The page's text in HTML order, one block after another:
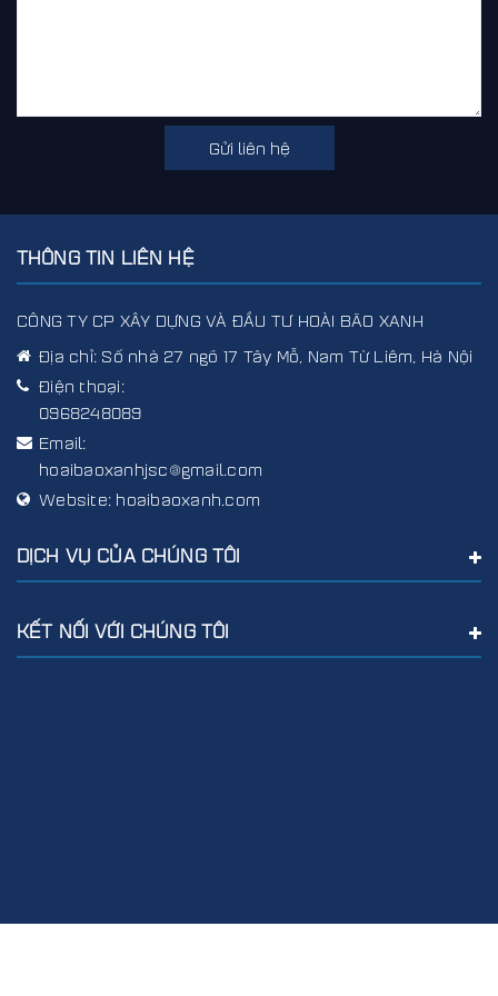
Gửi liên hệ
THÔNG TIN LIÊN HỆ
CÔNG TY CP XÂY DỰNG VÀ ĐẦU TƯ HOÀI BÃO XANH
Địa chỉ: Số nhà 27 ngõ 17 Tây Mỗ, Nam Từ Liêm, Hà Nội
Điện thoại:
0968248089
Email:
hoaibaoxanhjsc@gmail.com
Website: hoaibaoxanh.com
DỊCH VỤ CỦA CHÚNG TÔI
KẾT NỐI VỚI CHÚNG TÔI